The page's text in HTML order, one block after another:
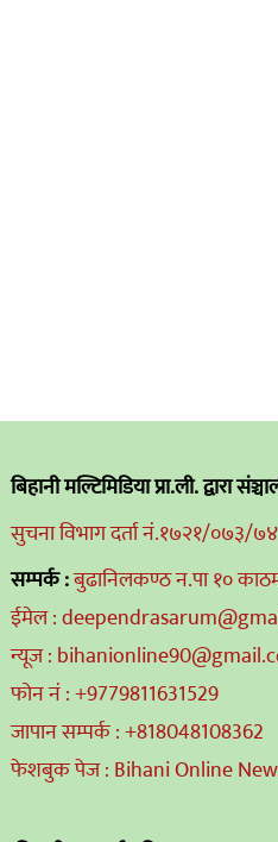
बिहानी मल्टिमिडिया प्रा.ली. द्वारा
सुचना विभाग दर्ता नं.१७२१/०७३/७४
सम्पर्क :बुढानिलकण्ठ न.पा १०
ईमेल :
न्यूज :
फोन नं : +9779811631529
जापान सम्पर्क : +818048108362
फेशबुक पेज : Bihani Online